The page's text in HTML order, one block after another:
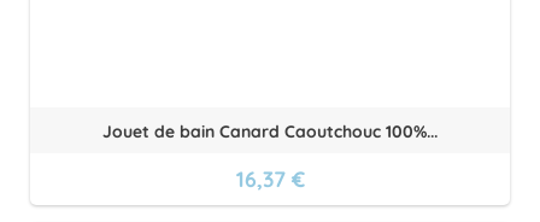
Jouet de bain Canard Caoutchouc 100%...
16,37 €